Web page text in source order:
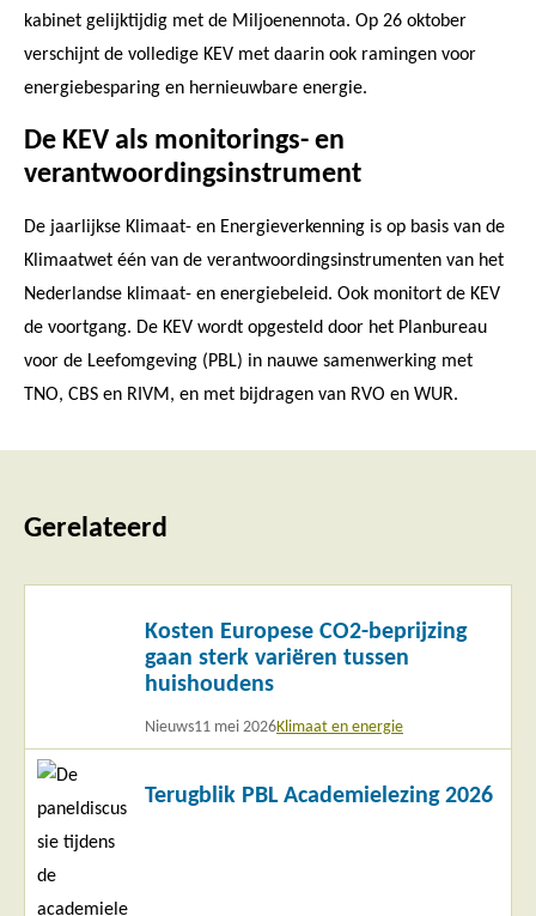
kabinet gelijktijdig met de Miljoenennota. Op 26 oktober
verschijnt de volledige KEV met daarin ook ramingen voor
energiebesparing en hernieuwbare energie.
De KEV als monitorings- en
verantwoordingsinstrument
De jaarlijkse Klimaat- en Energieverkenning is op basis van de
Klimaatwet één van de verantwoordingsinstrumenten van het
Nederlandse klimaat- en energiebeleid. Ook monitort de KEV
de voortgang. De KEV wordt opgesteld door het Planbureau
voor de Leefomgeving (PBL) in nauwe samenwerking met
TNO, CBS en RIVM, en met bijdragen van RVO en WUR.
Gerelateerd
Kosten Europese CO2-beprijzing
gaan sterk variëren tussen
huishoudens
Nieuws11 mei 2026Klimaat en energie
Terugblik PBL Academielezing 2026
Lees
meer